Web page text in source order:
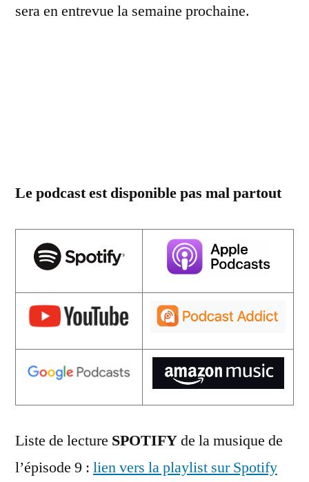
sera en entrevue la semaine prochaine.
Le podcast est disponible pas mal partout
Liste de lecture SPOTIFYde la musique de
l’épisode 9 : lien vers la playlist sur Spotify